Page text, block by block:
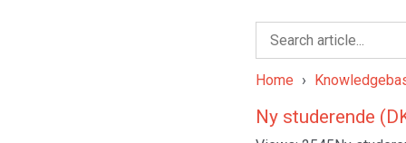
Home ›
Ny studerende